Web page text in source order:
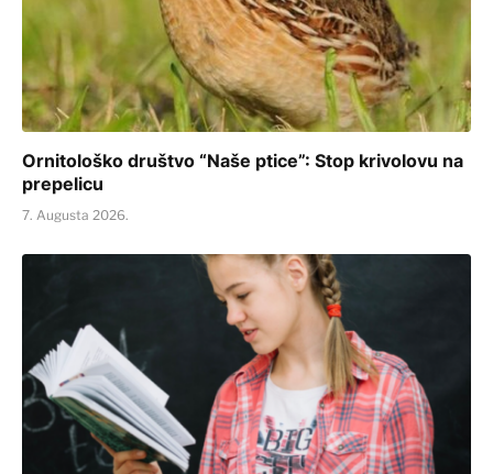
Ornitološko društvo “Naše ptice”: Stop krivolovu na
prepelicu
7. Augusta 2026.